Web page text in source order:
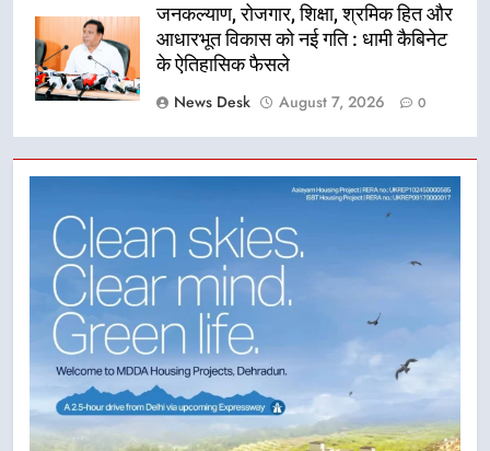
जनकल्याण, रोजगार, शिक्षा, श्रमिक हित और
आधारभूत विकास को नई गति : धामी कैबिनेट
के ऐतिहासिक फैसले
News Desk
August 7, 2026 0